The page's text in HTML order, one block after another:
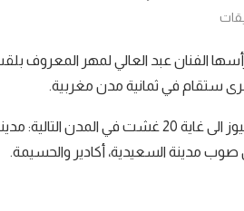
الفنان عبد العالي لمهر المعروف
ستقام في ثمانية مدن مغربية.
وستنطلق هذه الجولة ابتداءا من 22 يوليوز
مدينة السعيدية، أكادير والحسيمة.